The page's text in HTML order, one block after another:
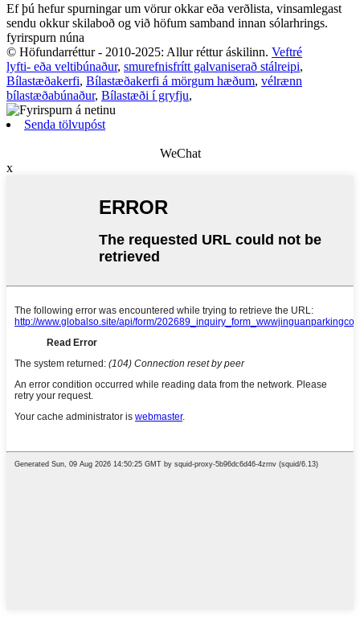
Ef þú hefur spurningar um vörur okkar eða verðlista, vinsamlegast
sendu okkur skilaboð og við höfum samband innan sólarhrings.
fyrirspurn núna
© Höfundarréttur - 2010-2025: Allur réttur áskilinn. Veftré
lyfti- eða veltibúnaður, smurefnisfrítt galvaniserað stálreipi,
Bílastæðakerfi, Bílastæðakerfi á mörgum hæðum, vélrænn
bílastæðabúnaður, Bílastæði í gryfju,
Senda tölvupóst
WeChat
x